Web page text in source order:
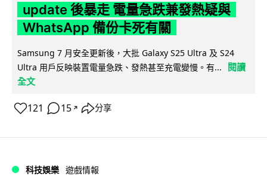
update 後暴走 電量急跌兼發熱疑與
WhatsApp 備份卡死有關
Samsung 7 月安全更新後，大批 Galaxy S25 Ultra 及 S24
Ultra 用戶反映裝置電量急跌、發熱甚至充電變慢。有...
閱讀
全文
121 15 ↗ 分享
科技娛樂 遊戲情報